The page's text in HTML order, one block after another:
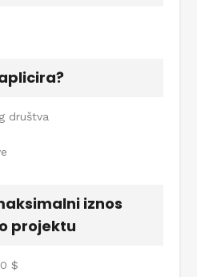
društva
iznos
projektu
$